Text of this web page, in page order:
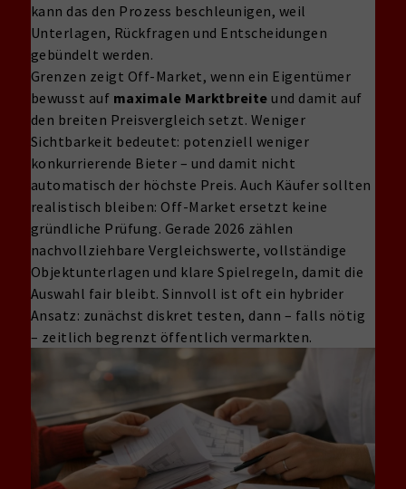
kann das den Prozess beschleunigen, weil
Unterlagen, Rückfragen und Entscheidungen
gebündelt werden.
Grenzen zeigt Off-Market, wenn ein Eigentümer
bewusst auf maximale Marktbreite und damit auf
den breiten Preisvergleich setzt. Weniger
Sichtbarkeit bedeutet: potenziell weniger
konkurrierende Bieter – und damit nicht
automatisch der höchste Preis. Auch Käufer sollten
realistisch bleiben: Off-Market ersetzt keine
gründliche Prüfung. Gerade 2026 zählen
nachvollziehbare Vergleichswerte, vollständige
Objektunterlagen und klare Spielregeln, damit die
Auswahl fair bleibt. Sinnvoll ist oft ein hybrider
Ansatz: zunächst diskret testen, dann – falls nötig
– zeitlich begrenzt öffentlich vermarkten.